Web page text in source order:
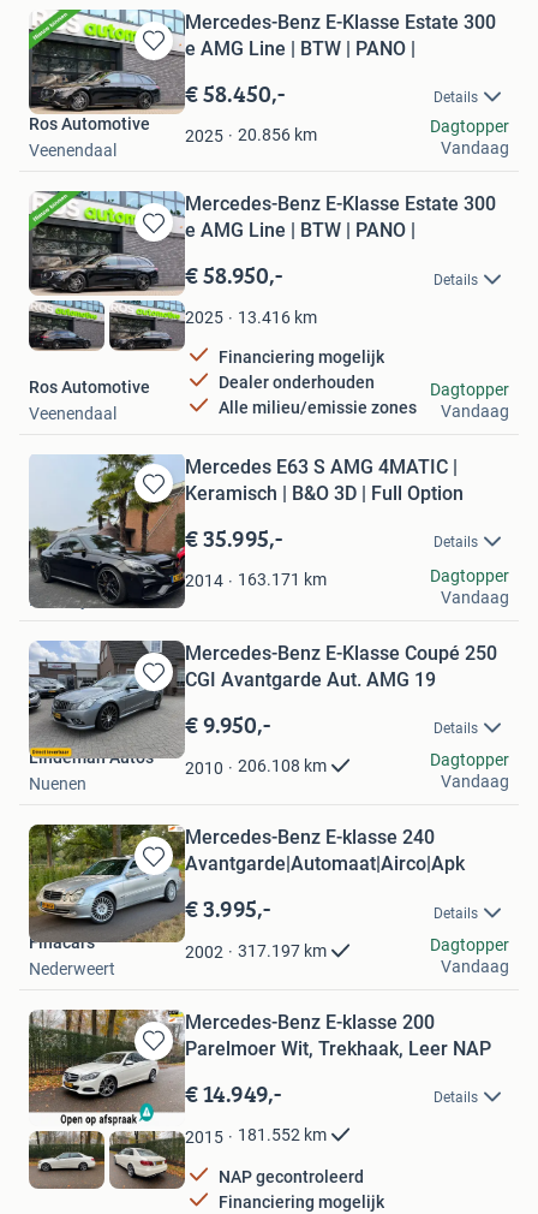
Bewaren
in
Mijn
Favorieten
Mercedes-Benz E-Klasse Estate 300
e AMG Line | BTW | PANO |
€ 58.450,- Details
2025 20.856 km
Ros Automotive
Veenendaal
Dagtopper
Vandaag
Bewaren
in
Mijn
Favorieten
Mercedes-Benz E-Klasse Estate 300
e AMG Line | BTW | PANO |
€ 58.950,- Details
2025 13.416 km
Financiering mogelijk
Dealer onderhouden
Alle milieu/emissie zones
Ros Automotive
Veenendaal
Dagtopper
Vandaag
Bewaren
in
Mijn
Favorieten
Mercedes E63 S AMG 4MATIC |
Keramisch | B&O 3D | Full Option
€ 35.995,- Details
2014 163.171 km
Jmd
Kootwijkerbroek
Dagtopper
Vandaag
Bewaren
in
Mijn
Favorieten
Mercedes-Benz E-Klasse Coupé 250
CGI Avantgarde Aut. AMG 19
€ 9.950,- Details
2010 206.108 km
Lindeman Auto's
Nuenen
Dagtopper
Vandaag
Bewaren
in
Mijn
Favorieten
Mercedes-Benz E-klasse 240
Avantgarde|Automaat|Airco|Apk
€ 3.995,- Details
2002 317.197 km
Finacars
Nederweert
Dagtopper
Vandaag
Bewaren
in
Mijn
Favorieten
Mercedes-Benz E-klasse 200
Parelmoer Wit, Trekhaak, Leer NAP
€ 14.949,- Details
2015 181.552 km
NAP gecontroleerd
Financiering mogelijk